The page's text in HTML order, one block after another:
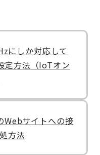
にしか対応して
定方法（IoTオン
Webサイトへの接
方法